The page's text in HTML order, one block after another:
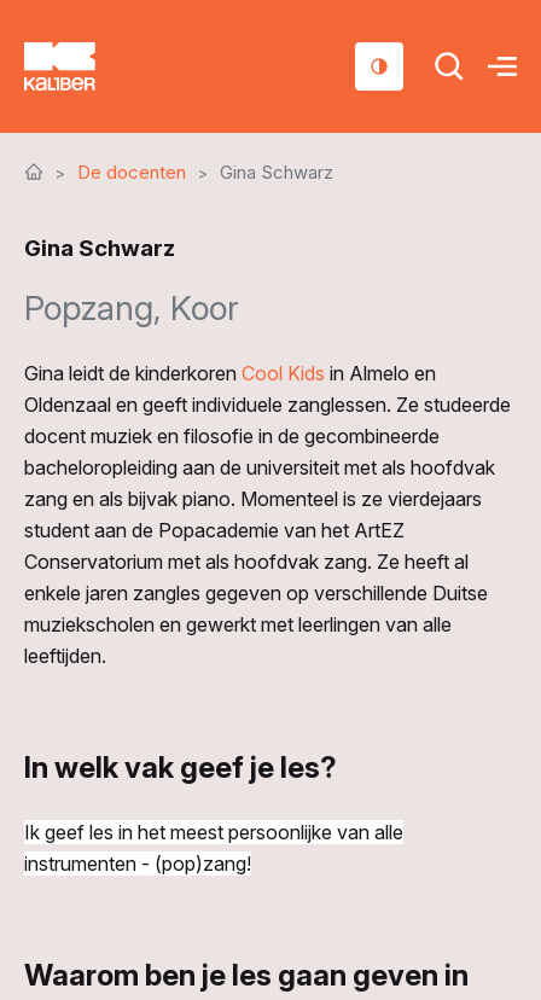
Sociaal domein
Over ons
Contact
De docenten Gina Schwarz
Gina Schwarz
Popzang, Koor
Gina leidt de kinderkoren Cool Kids in Almelo en
Oldenzaal en geeft individuele zanglessen. Ze studeerde
docent muziek en filosofie in de gecombineerde
bacheloropleiding aan de universiteit met als hoofdvak
zang en als bijvak piano. Momenteel is ze vierdejaars
student aan de Popacademie van het ArtEZ
Conservatorium met als hoofdvak zang. Ze heeft al
enkele jaren zangles gegeven op verschillende Duitse
muziekscholen en gewerkt met leerlingen van alle
leeftijden.
In welk vak geef je les?
Ik geef les in het meest persoonlijke van alle
instrumenten - (pop)zang!
Waarom ben je les gaan geven in